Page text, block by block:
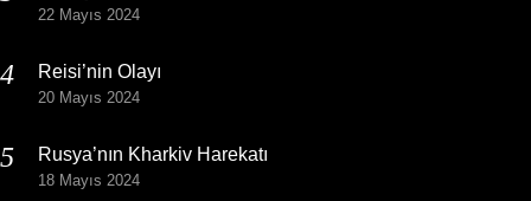
22 Mayıs 2024
Reisi’nin Olayı
20 Mayıs 2024
Rusya’nın Kharkiv Harekatı
18 Mayıs 2024